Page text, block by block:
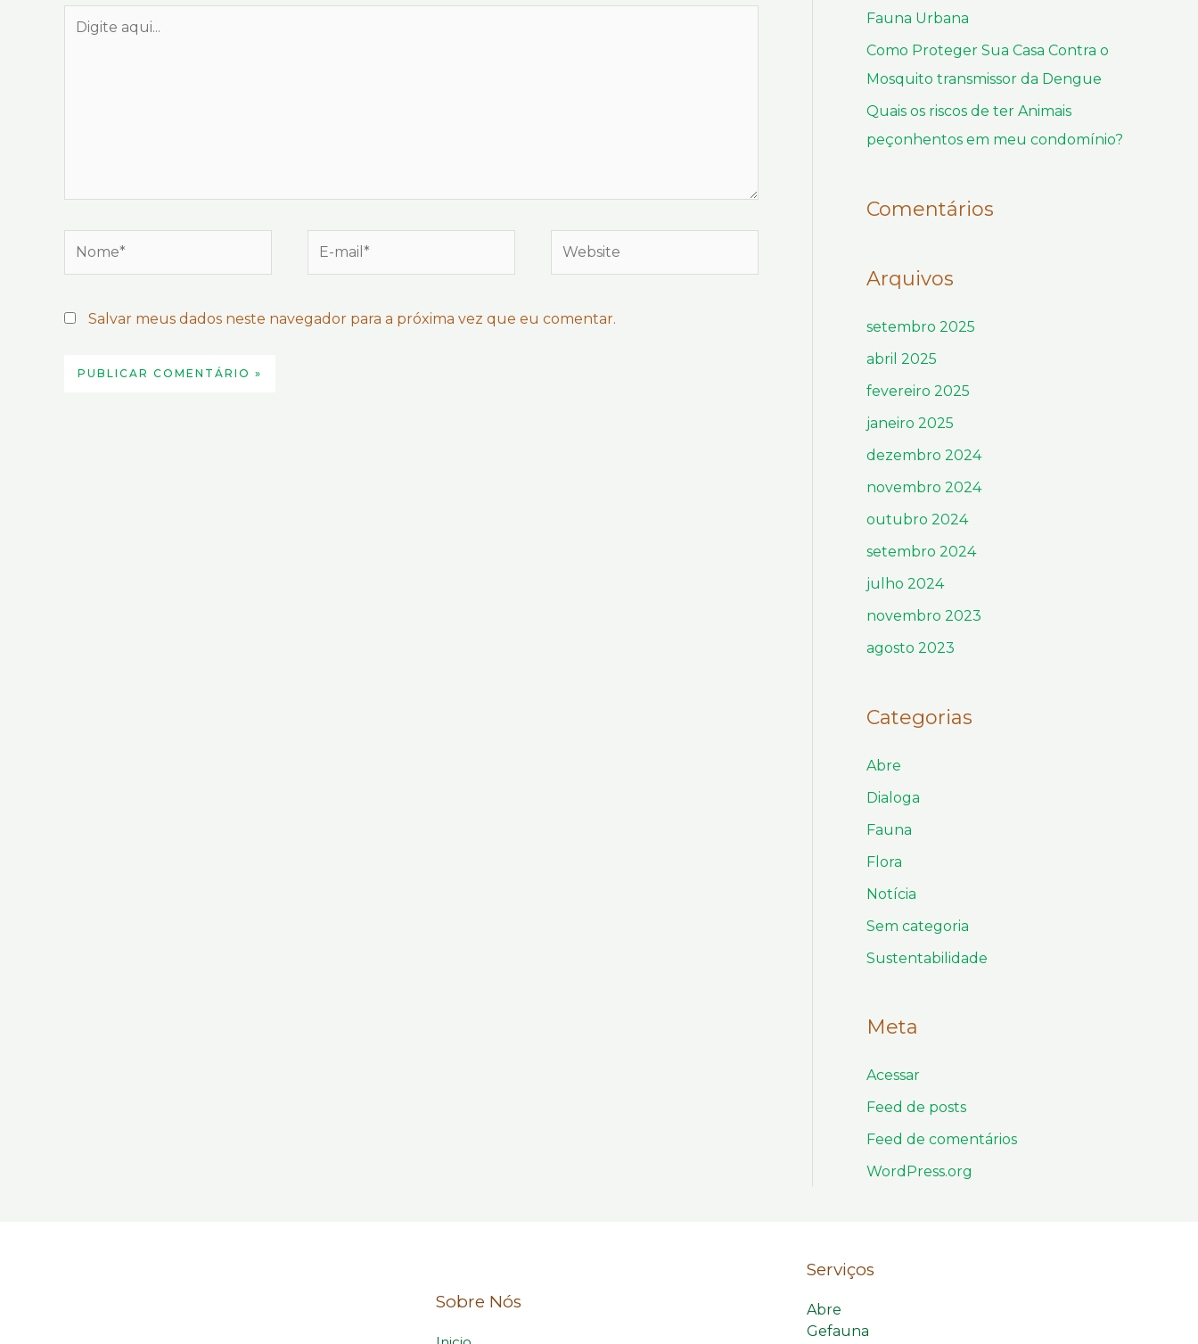
aqui...
mail*
Salvar meus dados neste navegador para a próxima vez que eu comentar.
:Fauna Urbana
Como Proteger Sua Casa Contra o
Mosquito transmissor da Dengue
Quais os riscos de ter Animais
peçonhentos em meu condomínio?
Comentários
Arquivos
setembro 2025
abril 2025
fevereiro 2025
janeiro 2025
dezembro 2024
novembro 2024
outubro 2024
setembro 2024
julho 2024
novembro 2023
agosto 2023
Categorias
Abre
Dialoga
Fauna
Flora
Notícia
Sem categoria
Sustentabilidade
Meta
Acessar
Feed de posts
Feed de comentários
WordPress.org
Sobre Nós
Serviços
Abre
Gefauna